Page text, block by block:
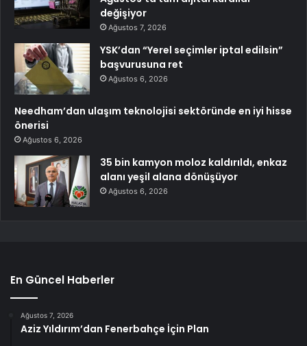
değişiyor
Ağustos 7, 2026
YSK’dan “Yerel seçimler iptal edilsin”
başvurusuna ret
Ağustos 6, 2026
Needham’dan ulaşım teknolojisi sektöründe en iyi hisse
önerisi
Ağustos 6, 2026
35 bin kamyon moloz kaldırıldı, enkaz
alanı yeşil alana dönüşüyor
Ağustos 6, 2026
En Güncel Haberler
Ağustos 7, 2026
Aziz Yıldırım’dan Fenerbahçe İçin Plan